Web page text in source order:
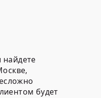
найдете
будет